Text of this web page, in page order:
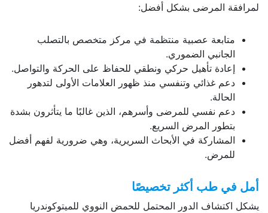
لمرافقة المرضى بشكل أفضل:
متابعة عصبية منتظمة في مركز متخصص بالتصلب
الجانبي الضموري.
إعادة تأهيل حركي ونطقي للحفاظ على الحركة والتواصل.
دعم غذائي وتنفسي منذ ظهور العلامات الأولى لتدهور
الحالة.
دعم نفسي للمرضى وأسرهم، الذين غالبًا ما يتأثرون بشدة
بتطور المرض السريع.
المشاركة في الأبحاث السريرية، وهي ضرورية لفهم أفضل
للمرض.
أمل في طب أكثر تخصيصًا
يشكل اكتشاف الدور المحتمل للحمض النووي للميتوكوندريا